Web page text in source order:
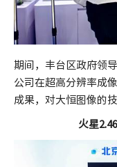
期间，丰台区政府领
公司在超高分辨率成
成果，对大恒图像的
火星